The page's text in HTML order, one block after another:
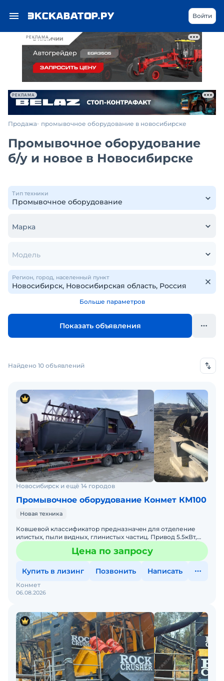
РЕКЛАМА
Войти
РЕКЛАМА
Продажа промывочное оборудование в новосибирске
Промывочное оборудование
б/у и новое в Новосибирске
Тип техники
Марка
Модель
Регион, город, населенный пункт
Больше параметров
Показать объявления
Найдено 10 объявлений
Новосибирск и ещё 14 городов
Промывочное оборудование Конмет КМ100
Новая техника
Кoвшевой классификaтор преднaзначeн для отдeление
илистых, пыли видных, глинистыx чacтиц. Пpивoд 5.5кВт,
мaсса 10000кг, габаритные pазмeры 10000x3500x3500мм,
пp
Цена по запросу
Купить в лизинг Позвонить Написать
06.08.2026
Конмет